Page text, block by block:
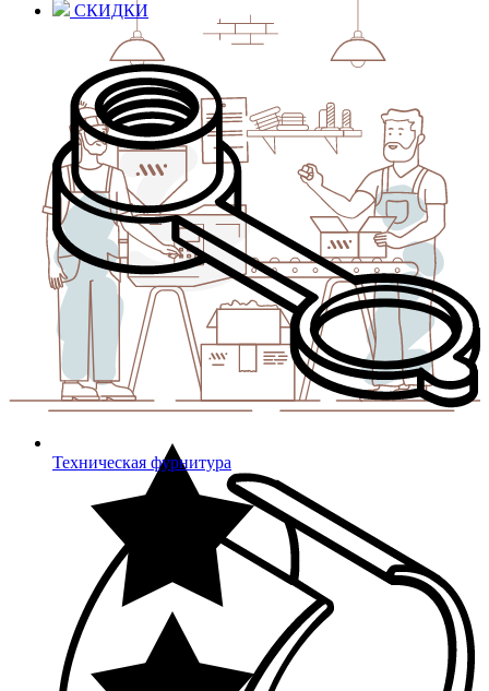
СКИДКИ
Техническая фурнитура